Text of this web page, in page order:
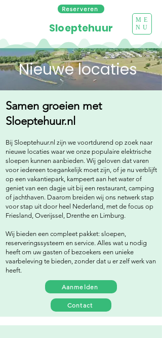
Reserveren
ME
NU
Sloeptehuur
Nieuwe locaties
Samen groeien met
Sloeptehuur.nl
Bij Sloeptehuur.nl zijn we voortdurend op zoek naar
nieuwe locaties waar we onze populaire elektrische
sloepen kunnen aanbieden. Wij geloven dat varen
voor iedereen toegankelijk moet zijn, of je nu verblijft
op een vakantiepark, kampeert aan het water of
geniet van een dagje uit bij een restaurant, camping
of jachthaven. Daarom breiden wij ons netwerk stap
voor stap uit door heel Nederland, met de focus op
Friesland, Overijssel, Drenthe en Limburg.
Wij bieden een compleet pakket: sloepen,
reserveringssysteem en service. Alles wat u nodig
heeft om uw gasten of bezoekers een unieke
vaarbeleving te bieden, zonder dat u er zelf werk van
heeft.
Aanmelden
Contact